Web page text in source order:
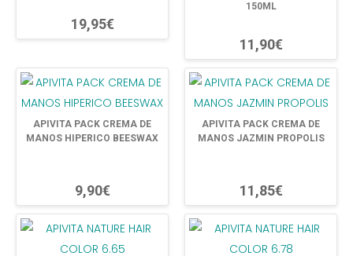
19,95€
150ML
11,90€
APIVITA PACK CREMA DE
MANOS HIPERICO BEESWAX
9,90€
APIVITA PACK CREMA DE
MANOS JAZMIN PROPOLIS
11,85€